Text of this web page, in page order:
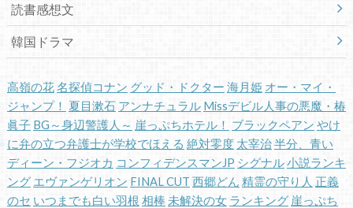
読書感想文
韓国ドラマ
高嶺の花名探偵コナン グッド・ドクター 海月姫 オー・マイ・
ジャンプ！ 夏目漱石 アンナチュラル Missデビル人事の悪魔・椿
眞子 BG～身辺警護人～ 崖っぷちホテル！ ブラックペアン やけ
に弁の立つ弁護士が学校でほえる 絶対零度 太宰治半分、青い
ディーン・フジオカ コンフィデンスマンJP シグナル小説ランキ
ング エヴァンゲリオン FINAL CUT 西郷どん 精霊の守り人 正義
のセ いつまでも白い羽根 相棒未解決の女 ランキング 崖っぷち